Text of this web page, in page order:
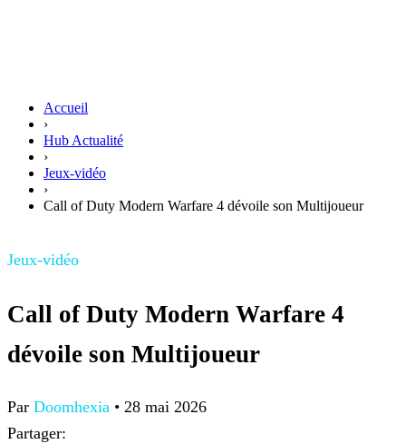
Accueil
›
Hub Actualité
›
Jeux-vidéo
›
Call of Duty Modern Warfare 4 dévoile son Multijoueur
Jeux-vidéo
Call of Duty Modern Warfare 4
dévoile son Multijoueur
Par Doomhexia • 28 mai 2026
Partager: